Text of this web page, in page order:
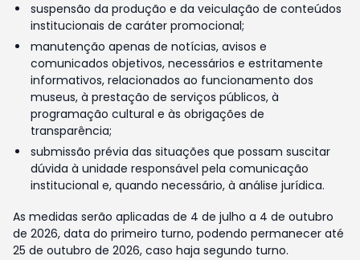
suspensão da produção e da veiculação de conteúdos
institucionais de caráter promocional;
manutenção apenas de notícias, avisos e
comunicados objetivos, necessários e estritamente
informativos, relacionados ao funcionamento dos
museus, à prestação de serviços públicos, à
programação cultural e às obrigações de
transparência;
submissão prévia das situações que possam suscitar
dúvida à unidade responsável pela comunicação
institucional e, quando necessário, à análise jurídica.
As medidas serão aplicadas de 4 de julho a 4 de outubro
de 2026, data do primeiro turno, podendo permanecer até
25 de outubro de 2026, caso haja segundo turno.